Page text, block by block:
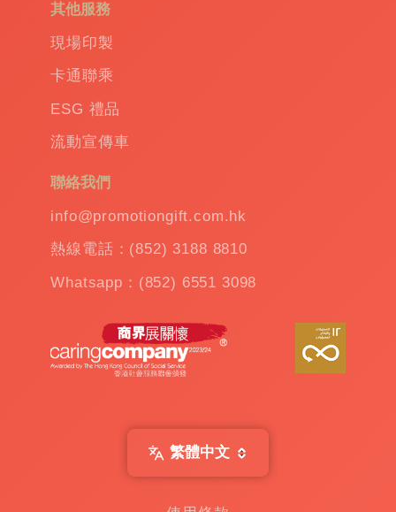
其他服務
現場印製
卡通聯乘
ESG 禮品
流動宣傳車
聯絡我們
info@promotiongift.com.hk
熱線電話：(852) 3188 8810
Whatsapp：(852) 6551 3098
繁體中文